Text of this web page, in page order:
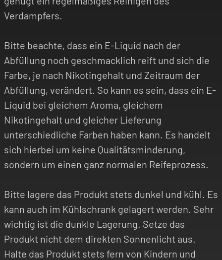
Verdampfers.
Bitte beachte, dass ein E-Liquid nach der
Abfüllung noch geschmacklich reift und sich die
Farbe, je nach Nikotingehalt und Zeitraum der
Abfüllung, verändert. So kann es sein, dass ein E-
Liquid bei gleichem Aroma, gleichem
Nikotingehalt und gleicher Lieferung
unterschiedliche Farben haben kann. Es handelt
sich hierbei um keine Qualitätsminderung,
sondern um einen ganz normalen Reifeprozess.
Bitte lagere das Produkt stets dunkel und kühl. Es
kann auch im Kühlschrank gelagert werden. Sehr
wichtig ist die dunkle Lagerung. Setze das
Produkt nicht dem direkten Sonnenlicht aus.
Halte das Produkt stets fern von Kindern und